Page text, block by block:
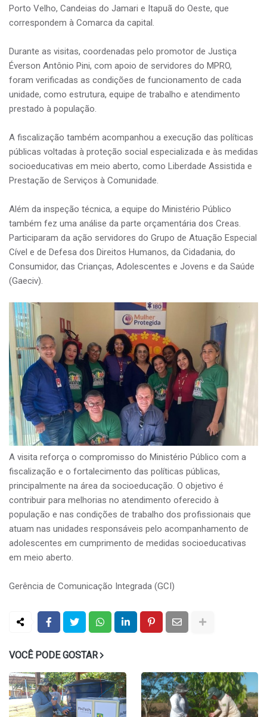
Porto Velho, Candeias do Jamari e Itapuã do Oeste, que
correspondem à Comarca da capital.
Durante as visitas, coordenadas pelo promotor de Justiça
Éverson Antônio Pini, com apoio de servidores do MPRO,
foram verificadas as condições de funcionamento de cada
unidade, como estrutura, equipe de trabalho e atendimento
prestado à população.
A fiscalização também acompanhou a execução das políticas
públicas voltadas à proteção social especializada e às medidas
socioeducativas em meio aberto, como Liberdade Assistida e
Prestação de Serviços à Comunidade.
Além da inspeção técnica, a equipe do Ministério Público
também fez uma análise da parte orçamentária dos Creas.
Participaram da ação servidores do Grupo de Atuação Especial
Cível e de Defesa dos Direitos Humanos, da Cidadania, do
Consumidor, das Crianças, Adolescentes e Jovens e da Saúde
(Gaeciv).
A visita reforça o compromisso do Ministério Público com a
fiscalização e o fortalecimento das políticas públicas,
principalmente na área da socioeducação. O objetivo é
contribuir para melhorias no atendimento oferecido à
população e nas condições de trabalho dos profissionais que
atuam nas unidades responsáveis pelo acompanhamento de
adolescentes em cumprimento de medidas socioeducativas
em meio aberto.
Gerência de Comunicação Integrada (GCI)
VOCÊ PODE GOSTAR